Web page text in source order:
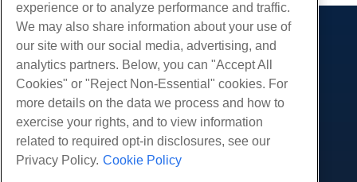
Produkte
Web-Hosting
Business Hosting
Reseller Hosting
White Label Reseller
Verwaltete Linux. VPS
Dienstleistungen
Website-Migrationen
Gemeinschaft
Produktdokumentation
Tutorials
Unternehmen
Über uns
experience or to analyze performance and traffic.
We may also share information about your use of
our site with our social media, advertising, and
analytics partners. Below, you can "Accept All
Cookies" or "Reject Non-Essential" cookies. For
more details on the data we process and how to
exercise your rights, and to view information
related to required opt-in disclosures, see our
Privacy Policy. Cookie Policy